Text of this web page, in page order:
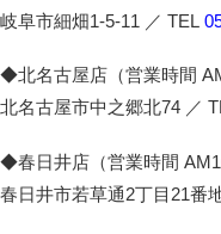
岐阜市細畑1-5-11 ／ TEL
◆北名古屋店（営業時間
北名古屋市中之郷北74 ／
◆春日井店（営業時間
春日井市若草通2丁目21番